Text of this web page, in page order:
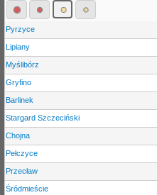
Pyrzyce
Lipiany
Myślibórz
Gryfino
Barlinek
Stargard Szczeciński
Chojna
Pełczyce
Przecław
Śródmieście